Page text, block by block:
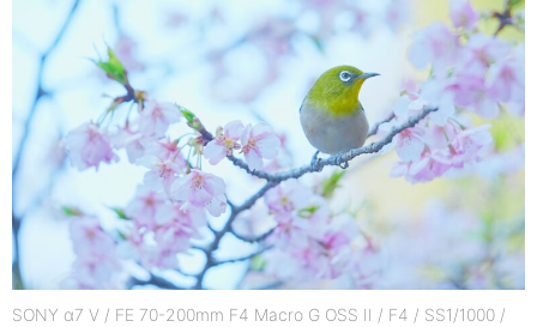
SONY α7 V / FE 70-200mm F4 Macro G OSS II / F4 / SS1/1000 /